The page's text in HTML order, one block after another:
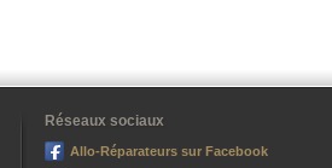
Réseaux sociaux
Allo-Réparateurs sur Facebook